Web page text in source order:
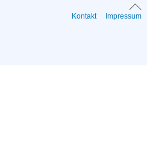
Back
Kontakt Impressum